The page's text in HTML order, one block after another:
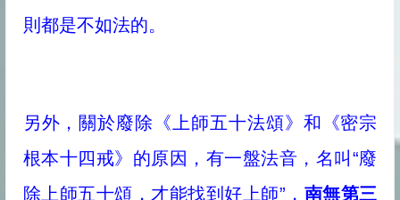
則都是不如法的。
另外，關於廢除《上師五十法頌》和《密宗
根本十四戒》的原因，有一盤法音，名叫“廢
除上師五十頌，才能找到好上師”， 南無第三
生活中处处都体现着佛法
达摩祖师与梁武帝的经典对话